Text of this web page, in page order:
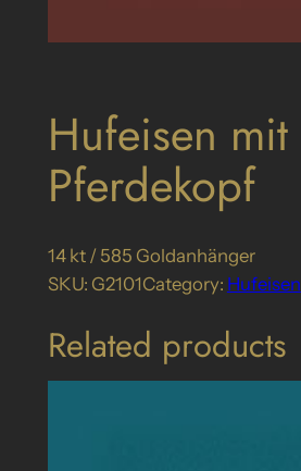
Hufeisen mit
Pferdekopf
14 kt / 585 Goldanhänger
SKU: G2101Category: Hufeisen
Related products